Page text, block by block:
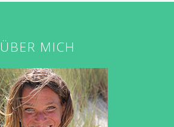
ÜBER MICH